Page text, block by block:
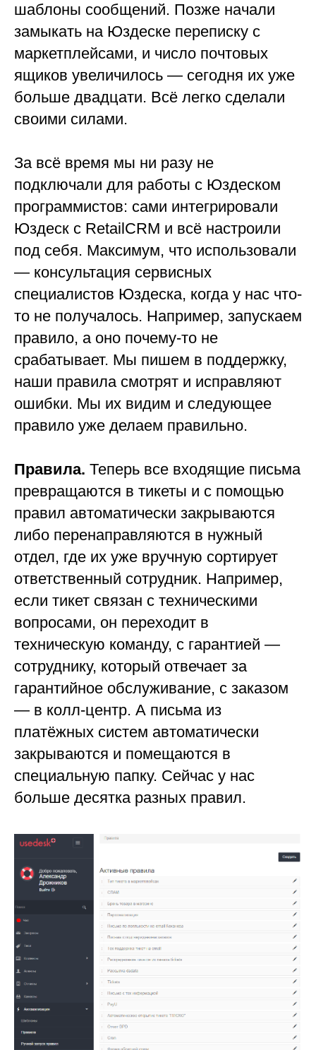
шаблоны сообщений. Позже начали
замыкать на Юздеске переписку с
маркетплейсами, и число почтовых
ящиков увеличилось — сегодня их уже
больше двадцати. Всё легко сделали
своими силами.
За всё время мы ни разу не
подключали для работы с Юздеском
программистов: сами интегрировали
Юздеск с RetailCRM и всё настроили
под себя. Максимум, что использовали
— консультация сервисных
специалистов Юздеска, когда у нас что-
то не получалось. Например, запускаем
правило, а оно почему-то не
срабатывает. Мы пишем в поддержку,
наши правила смотрят и исправляют
ошибки. Мы их видим и следующее
правило уже делаем правильно.
Правила. Теперь все входящие письма
превращаются в тикеты и с помощью
правил автоматически закрываются
либо перенаправляются в нужный
отдел, где их уже вручную сортирует
ответственный сотрудник. Например,
если тикет связан с техническими
вопросами, он переходит в
техническую команду, с гарантией —
сотруднику, который отвечает за
гарантийное обслуживание, с заказом
— в колл-центр. А письма из
платёжных систем автоматически
закрываются и помещаются в
специальную папку. Сейчас у нас
больше десятка разных правил.